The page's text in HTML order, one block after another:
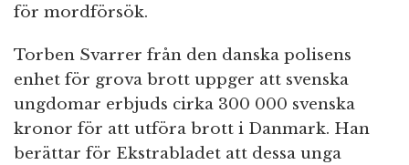
för mordförsök.
Torben Svarrer från den danska polisens
enhet för grova brott uppger att svenska
ungdomar erbjuds cirka 300 000 svenska
kronor för att utföra brott i Danmark. Han
berättar för Ekstrabladet att dessa unga